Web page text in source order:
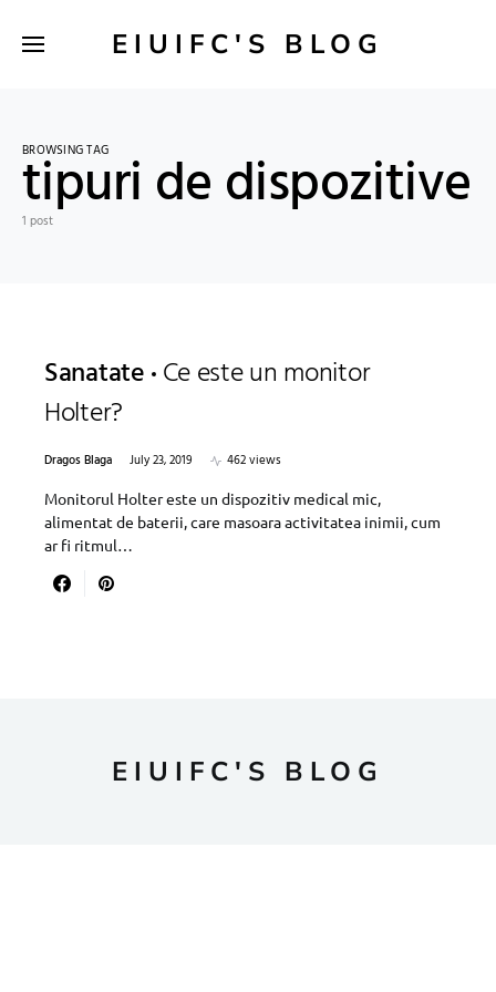
EIUIFC'S BLOG
BROWSING TAG
tipuri de dispozitive
1 post
Sanatate Ce este un monitor
Holter?
Dragos Blaga July 23, 2019
462 views
Monitorul Holter este un dispozitiv medical mic,
alimentat de baterii, care masoara activitatea inimii, cum
ar fi ritmul…
EIUIFC'S BLOG